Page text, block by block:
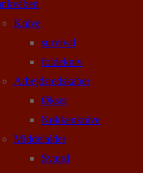
Knive
survival
foldekniv
Arbejdsredskaber
Økser
Køkkenknive
Middelalder
Sværd